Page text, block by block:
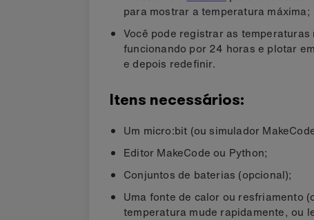
para mostrar a temperatura máxima;
Você pode registrar as
funcionando por 24 horas e plotar
e depois redefinir.
Itens necessários:
Um micro:bit (ou simulador
Editor MakeCode ou Python;
Conjuntos de baterias (opcional);
Uma fonte de calor ou resfriamento
temperatura mude rapidamente, ou